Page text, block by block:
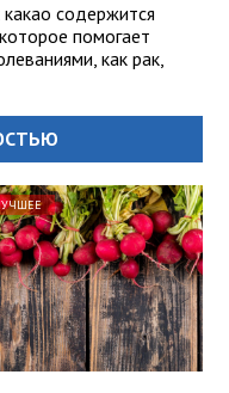
содержится
помогает
как рак,